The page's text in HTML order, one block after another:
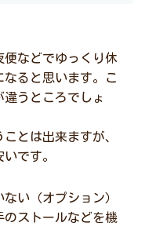
などでゆっくり休
ると思います。こ
うところでしょ
とは出来ますが、
です。
い（オプション）
のストールなどを機